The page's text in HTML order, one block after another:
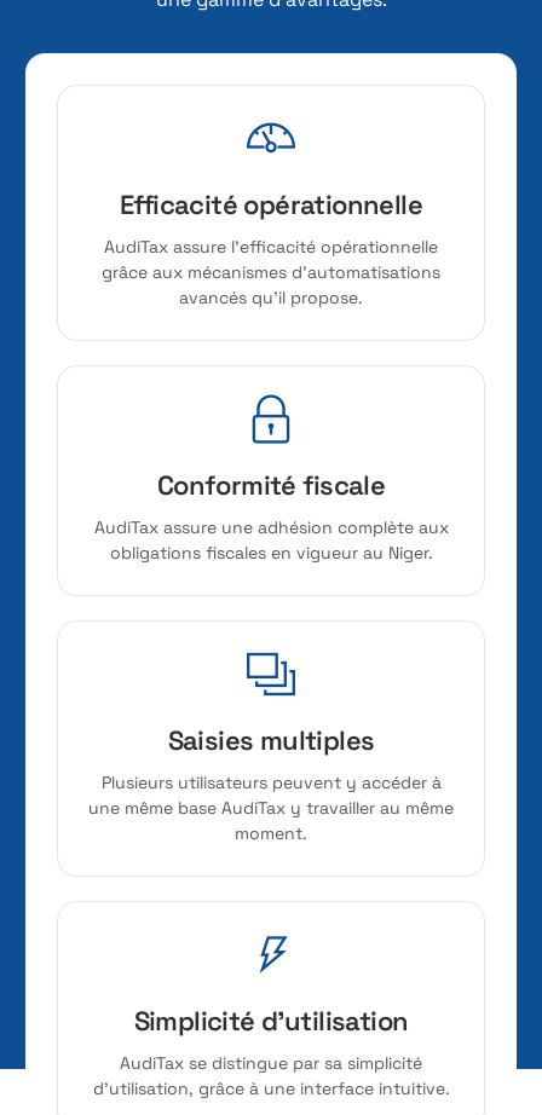
Efficacité opérationnelle
AudiTax assure l’efficacité opérationnelle
grâce aux mécanismes d’automatisations
avancés qu’il propose.
Conformité fiscale
AudiTax assure une adhésion complète aux
obligations fiscales en vigueur au Niger.
Saisies multiples
Plusieurs utilisateurs peuvent y accéder à
une même base AudiTax y travailler au même
moment.
Simplicité d'utilisation
AudiTax se distingue par sa simplicité
d’utilisation, grâce à une interface intuitive.